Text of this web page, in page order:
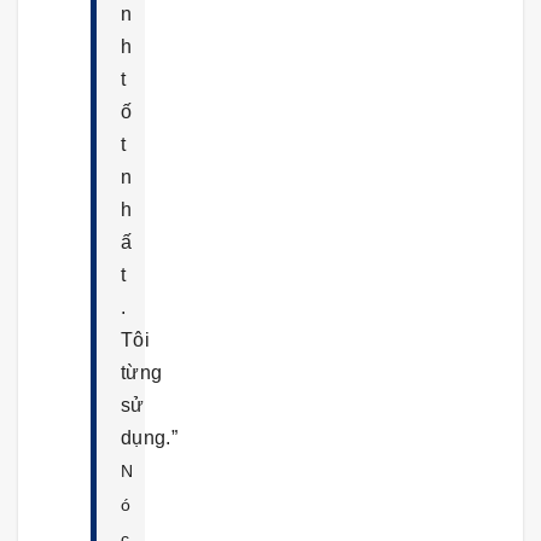
n
h
t
ố
t
n
h
ấ
t
.
Tôi
từng
sử
dụng.”
N
ó